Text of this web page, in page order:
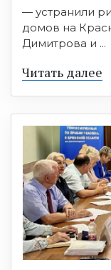
— устранили
домов на
Димитрова и ...
Читать далее